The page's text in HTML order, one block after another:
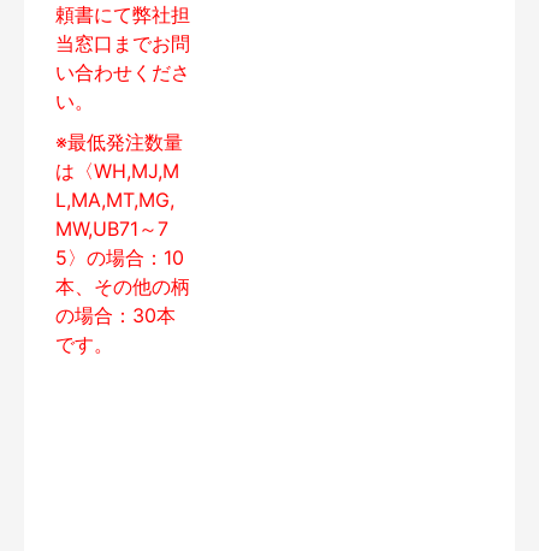
頼書にて弊社担
当窓口までお問
い合わせくださ
い。
※最低発注数量
は〈WH,MJ,M
L,MA,MT,MG,
MW,UB71～7
5〉の場合：10
本、その他の柄
の場合：30本
です。